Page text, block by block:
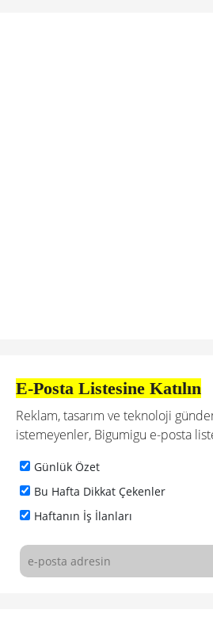
E-Posta Listesine Katılın
Reklam, tasarım ve teknoloji
istemeyenler, Bigumigu e-posta
Günlük Özet
Bu Hafta Dikkat Çekenler
Haftanın İş İlanları